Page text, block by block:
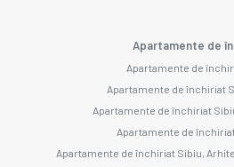
Apartamente de
Apartamente de
Apartamente de închiriat
Apartamente de închiriat
Apartamente de
Apartamente de închiriat Sibiu,